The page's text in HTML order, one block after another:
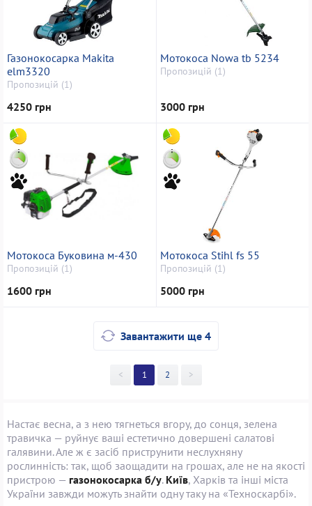
Газонокосарка Makita
elm3320
Пропозицій (1)
4250 грн
Мотокоса Nowa tb 5234
Пропозицій (1)
3000 грн
Мотокоса Буковина м-430
Пропозицій (1)
1600 грн
Мотокоса Stihl fs 55
Пропозицій (1)
5000 грн
Завантажити ще 4
< 1 2 >
Настає весна, а з нею тягнеться вгору, до сонця, зелена
травичка — руйнує ваші естетично довершені салатові
галявини. Але ж є засіб приструнити неслухняну
рослинність: так, щоб заощадити на грошах, але не на якості
пристрою — газонокосарка б/у. Київ, Харків та інші міста
України завжди можуть знайти одну таку на «Техноскарбі».